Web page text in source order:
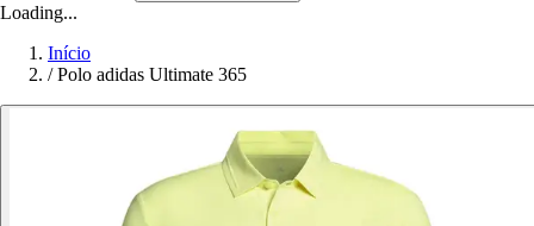
Loading...
Início
/ Polo adidas Ultimate 365